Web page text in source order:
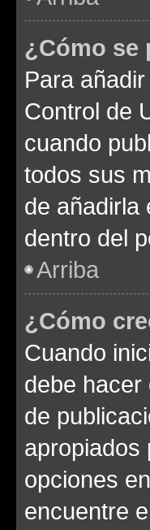
¿Cómo se
Para
Control de
cuando
todos sus
de añadirla
dentro del
Arriba
¿Cómo
Cuando
debe hacer
de
apropiados
opciones
encuentre